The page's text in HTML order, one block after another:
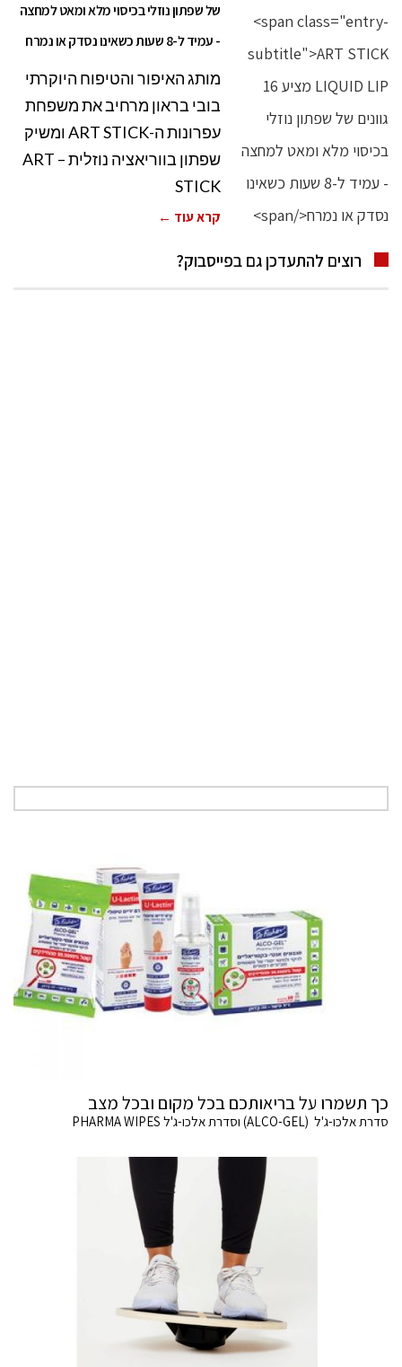
של שפתון נוזלי בכיסוי מלא ומאט למחצה
- עמיד ל-8 שעות כשאינו נסדק או נמרח
מותג האיפור והטיפוח היוקרתי
בובי בראון מרחיב את משפחת
עפרונות ה-ART STICK ומשיק
שפתון בווריאציה נוזלית – ART
STICK
קרא עוד ←
רוצים להתעדכן גם בפייסבוק?
כך תשמרו על בריאותכם בכל מקום ובכל מצב
סדרת אלכו-ג'ל (ALCO-GEL) וסדרת אלכו-ג'ל PHARMA WIPES